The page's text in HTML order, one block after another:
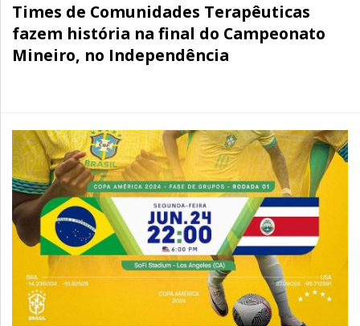
Times de Comunidades Terapêuticas
fazem história na final do Campeonato
Mineiro, no Independência